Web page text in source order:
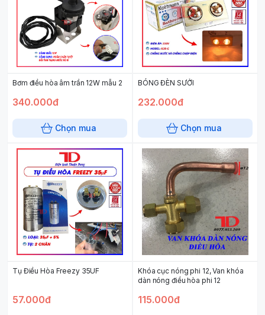
Bơm điều hòa âm trần 12W mẫu 2
340.000đ
Chọn mua
BÓNG ĐÈN SƯỞI
232.000đ
Chọn mua
Tụ Điều Hòa Freezy 35UF
57.000đ
Khóa cục nóng phi 12, Van khóa
dàn nóng điều hòa phi 12
115.000đ